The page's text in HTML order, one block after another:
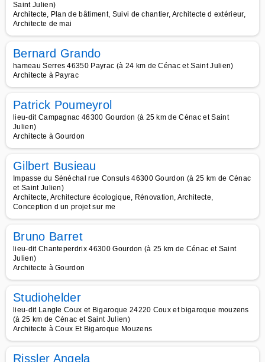
Saint Julien)
Architecte, Plan de bâtiment, Suivi de chantier, Architecte d extérieur,
Architecte de mai
Bernard Grando
hameau Serres 46350 Payrac (à 24 km de Cénac et Saint Julien)
Architecte à Payrac
Patrick Poumeyrol
lieu-dit Campagnac 46300 Gourdon (à 25 km de Cénac et Saint
Julien)
Architecte à Gourdon
Gilbert Busieau
Impasse du Sénéchal rue Consuls 46300 Gourdon (à 25 km de Cénac
et Saint Julien)
Architecte, Architecture écologique, Rénovation, Architecte,
Conception d un projet sur me
Bruno Barret
lieu-dit Chanteperdrix 46300 Gourdon (à 25 km de Cénac et Saint
Julien)
Architecte à Gourdon
Studiohelder
lieu-dit Langle Coux et Bigaroque 24220 Coux et bigaroque mouzens
(à 25 km de Cénac et Saint Julien)
Architecte à Coux Et Bigaroque Mouzens
Rissler Angela